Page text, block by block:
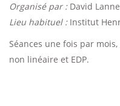
Organisé par :David
Lieu habituel :Institut
Séances une fois par
non linéaire et EDP.